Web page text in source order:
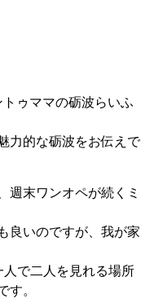
ゥママの砺波らいふ
力的な砺波をお伝えで
週末ワンオペが続くミ
良いのですが、我が家
で二人を見れる場所
す。